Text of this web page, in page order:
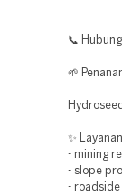
📞
🌱
✨
- mining
- slope
- roadside